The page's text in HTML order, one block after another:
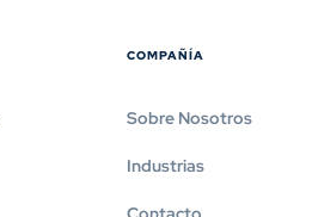
COMPAÑÍA
Sobre Nosotros
Industrias